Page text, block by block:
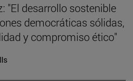
"El desarrollo sostenible
democráticas sólidas,
y compromiso ético"